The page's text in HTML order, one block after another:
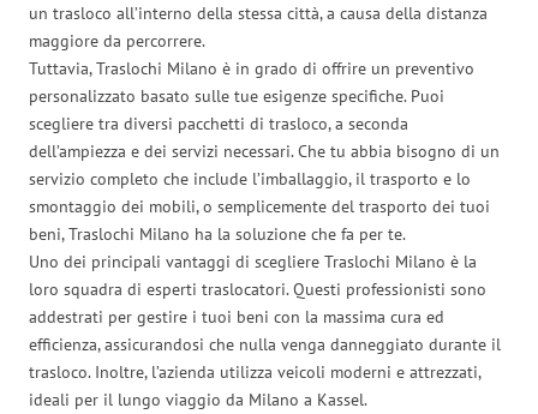
un trasloco all’interno della stessa città, a causa della distanza
maggiore da percorrere.
Tuttavia, Traslochi Milano è in grado di offrire un preventivo
personalizzato basato sulle tue esigenze specifiche. Puoi
scegliere tra diversi pacchetti di trasloco, a seconda
dell’ampiezza e dei servizi necessari. Che tu abbia bisogno di un
servizio completo che include l’imballaggio, il trasporto e lo
smontaggio dei mobili, o semplicemente del trasporto dei tuoi
beni, Traslochi Milano ha la soluzione che fa per te.
Uno dei principali vantaggi di scegliere Traslochi Milano è la
loro squadra di esperti traslocatori. Questi professionisti sono
addestrati per gestire i tuoi beni con la massima cura ed
efficienza, assicurandosi che nulla venga danneggiato durante il
trasloco. Inoltre, l’azienda utilizza veicoli moderni e attrezzati,
ideali per il lungo viaggio da Milano a Kassel.